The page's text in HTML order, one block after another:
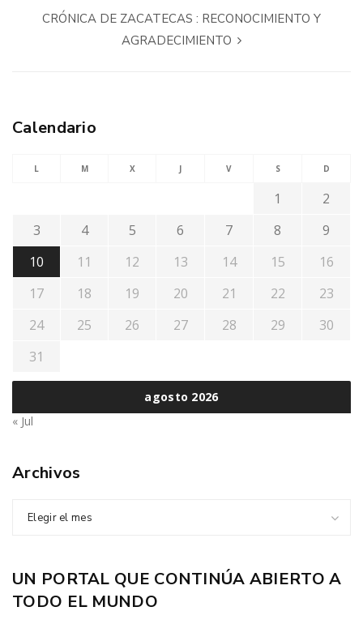
CRÓNICA DE ZACATECAS : RECONOCIMIENTO Y
AGRADECIMIENTO
Calendario
agosto 2026
L M X J V S D
1
2
3
4 5 6 7 8
9
10
11 12 13 14 15
16
17
18 19 20 21 22
23
24
25 26 27 28 29
30
31
« Jul
Archivos
Elegir el mes
UN PORTAL QUE CONTINÚA ABIERTO A
TODO EL MUNDO